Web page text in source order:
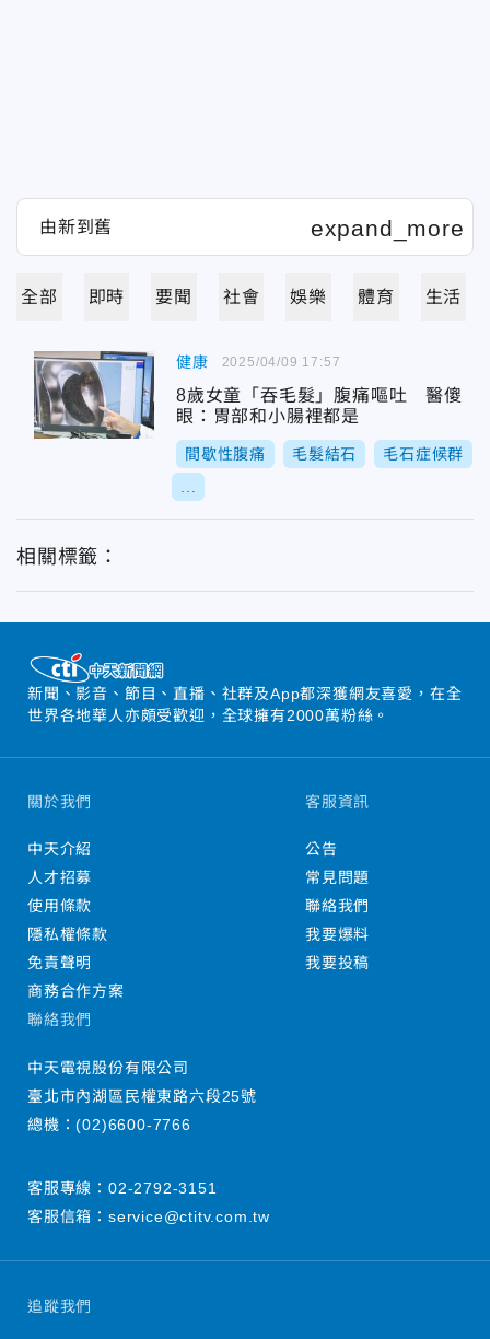
全部 即時 要聞 社會 娛樂 體育 生活
健康
8歲女童「吞毛髮」腹痛嘔吐 醫傻
眼：胃部和小腸裡都是
間歇性腹痛 毛髮結石 毛石症候群
2025/04/09 17:57
相關標籤：
新聞、影音、節目、直播、社群及App都深獲網友喜愛，在全
世界各地華人亦頗受歡迎，全球擁有2000萬粉絲。
追蹤我們
關於我們
中天介紹
人才招募
使用條款
隱私權條款
免責聲明
商務合作方案
客服資訊
公告
常見問題
聯絡我們
我要爆料
我要投稿
聯絡我們
中天電視股份有限公司
臺北市內湖區民權東路六段25號
總機：(02)6600-7766
客服專線： 02-2792-3151
客服信箱： service@ctitv.com.tw